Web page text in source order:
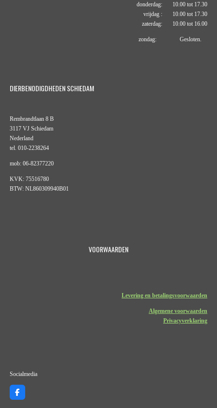
donderdag: 10.00 tot 17.30
vrijdag : 10.00 tot 17.30
zaterdag: 10.00 tot 16.00
zondag: Gesloten.
DIERBENODIGDHEDEN SCHIEDAM
Rembrandtlaan 8 B
3117 VJ Schiedam
Nederland
tel. 010-2238264
mob: 06-82377220
KVK: 75516780
BTW: NL860309940B01
VOORWAARDEN
Levering en betalingsvoorwaarden
Algemene voorwaarden
Privacyverklaring
Socialmedia
F
a